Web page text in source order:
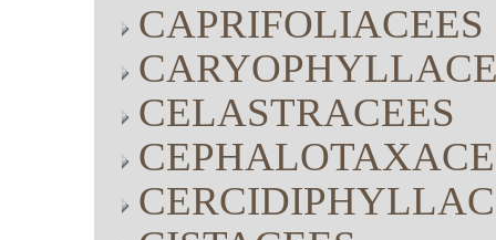
CAPRIFOLIACEES
CELASTRACEES